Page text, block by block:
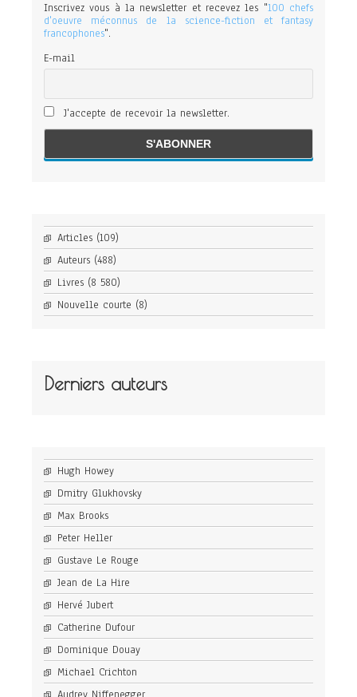
Inscrivez vous à la newsletter et recevez les "100 chefs
d'oeuvre méconnus de la science-fiction et fantasy
francophones".
E-mail
J'accepte de recevoir la newsletter.
Articles (109)
Auteurs (488)
Livres (8 580)
Nouvelle courte (8)
Derniers auteurs
Hugh Howey
Dmitry Glukhovsky
Max Brooks
Peter Heller
Gustave Le Rouge
Jean de La Hire
Hervé Jubert
Catherine Dufour
Dominique Douay
Michael Crichton